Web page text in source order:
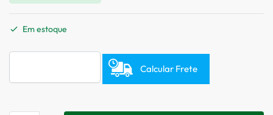
Em estoque
Calcular Frete